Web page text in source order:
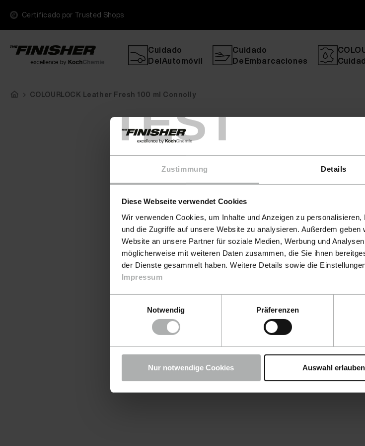
TEST
Zustimmung Details
Diese Webseite verwendet Cookies
Wir verwenden Cookies, um Inhalte und Anzeigen zu
und die Zugriffe auf unsere Website zu analysieren. Außerdem
Website an unsere Partner für soziale Medien, Werbung und
möglicherweise mit weiteren Daten zusammen, die Sie ihnen
der Dienste gesammelt haben. Weitere Details sowie die
Impressum
Notwendig
Präferenzen
Nur notwendige Cookies Auswahl erlauben
Certificado por Trusted Shops
Cuidado
DelAutomóvil
Cuidado
DeEmbarcaciones
COLOURLOCK Leather Fresh 100 ml Connolly